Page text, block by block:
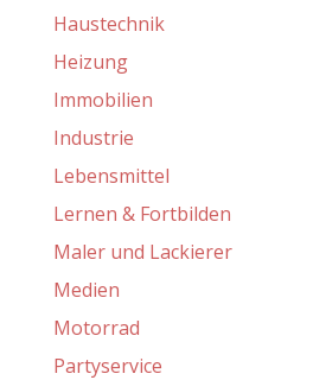
Haustechnik
Heizung
Immobilien
Industrie
Lebensmittel
Lernen & Fortbilden
Maler und Lackierer
Medien
Motorrad
Partyservice